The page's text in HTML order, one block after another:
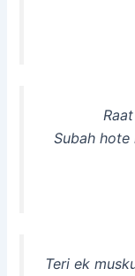
Subah
Teri ek